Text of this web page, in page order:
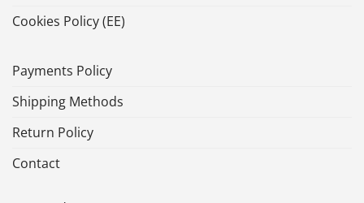
Cookies Policy (ΕΕ)
Payments Policy
Shipping Methods
Return Policy
Contact